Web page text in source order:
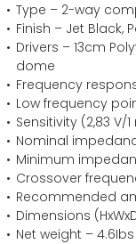
Type – 2-way
Finish – Jet Black,
Drivers – 13cm
dome
Frequency
Low frequency
Sensitivity (2,83 V/
Nominal
Minimum
Crossover
Recommended
Dimensions
Net weight – 4.6Ibs